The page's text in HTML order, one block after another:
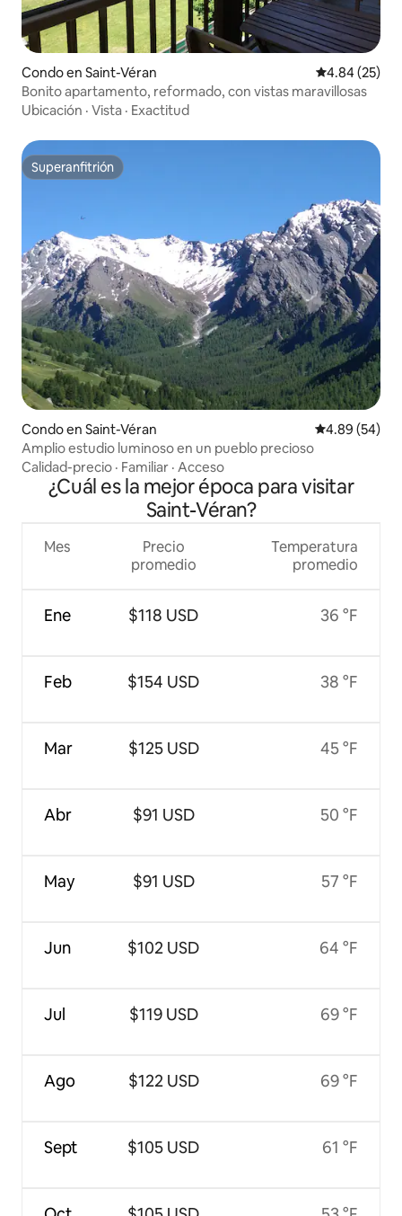
Condo en Saint-Véran Calificación
4.84 (25)
Bonito apartamento, reformado, con vistas maravillosas
Ubicación · Vista · Exactitud
Superanfitrión
Superanfitrión
Condo en Saint-Véran Calificación
4.89 (54)
Amplio estudio luminoso en un pueblo precioso
Calidad-precio · Familiar · Acceso
¿Cuál es la mejor época para visitar
Saint-Véran?
Mes
Ene
Feb
Mar
Abr
May
Jun
Jul
Ago
Sept
Precio
promedio
$118 USD
$154 USD
$125 USD
$91 USD
$91 USD
$102 USD
$119 USD
$122 USD
$105 USD
Temperatura
promedio
36 °F
38 °F
45 °F
50 °F
57 °F
64 °F
69 °F
69 °F
61 °F